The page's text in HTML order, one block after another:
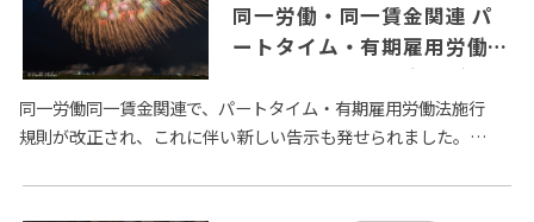
同一労働・同一賃金関連 パ
ートタイム・有期雇用労働者
に関するルールの変更が
2026年10月１日から施行さ
れます。
同一労働同一賃金関連で、パートタイム・有期雇用労働法施行
規則が改正され、これに伴い新しい告示も発せられました。全
ます。 …